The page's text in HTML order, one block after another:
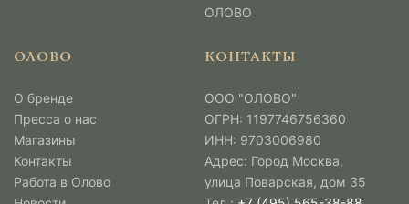
ОЛОВО
ОЛОВО
О бренде
Пресса о нас
Магазины
Контакты
Работа в Олово
КОНТАКТЫ
ООО "ОЛОВО"
ОГРН: 1197746756360
ИНН: 9703006980
Адрес: Город Москва,
улица Поварская, дом 35